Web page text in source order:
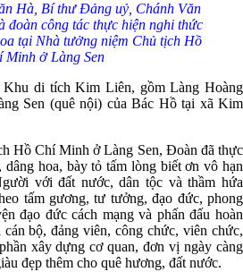
Hà, Bí thư Đảng uỷ, Chánh Văn
đoàn công tác thực hiện nghi thức
tại Nhà tưởng niệm Chủ tịch Hồ
Minh ở Làng Sen
Khu di tích Kim Liên, gồm Làng Hoàng
Sen (quê nội) của Bác Hồ tại xã Kim
Hồ Chí Minh ở Làng Sen, Đoàn đã thực
hoa, bày tỏ tấm lòng biết ơn vô hạn
với đất nước, dân tộc và thầm hứa
tấm gương, tư tưởng, đạo đức, phong
đạo đức cách mạng và phấn đấu hoàn
bộ, đảng viên, công chức, viên chức,
xây dựng cơ quan, đơn vị ngày càng
đẹp thêm cho quê hương, đất nước.